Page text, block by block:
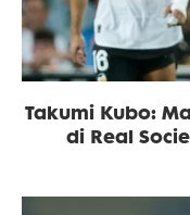
Takumi Kubo:
di Real